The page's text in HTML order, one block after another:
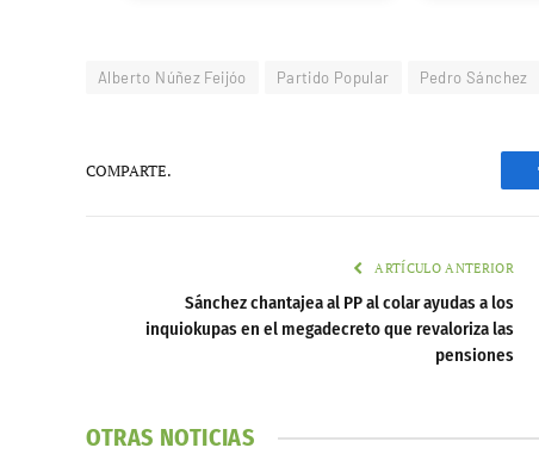
Alberto Núñez Feijóo Partido Popular Pedro Sánchez
COMPARTE.
ARTÍCULO ANTERIOR
Sánchez chantajea al PP al colar ayudas a los
inquiokupas en el megadecreto que revaloriza las
pensiones
OTRAS NOTICIAS